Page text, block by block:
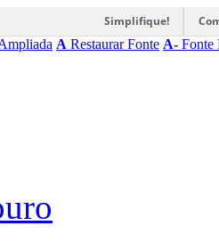
Simplifique!
A Restaurar Fonte A- Fonte